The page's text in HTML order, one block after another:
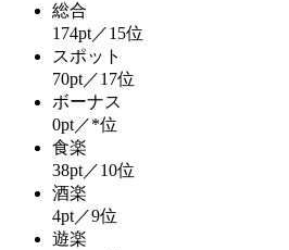
総合
174pt／15位
スポット
70pt／17位
ボーナス
0pt／*位
食楽
38pt／10位
酒楽
4pt／9位
遊楽